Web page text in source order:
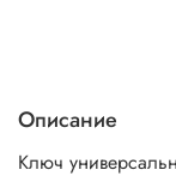
Описание
Ключ